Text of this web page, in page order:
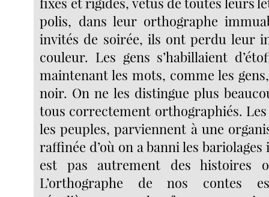
polis, dans leur orthographe
invités de soirée, ils ont perdu leur
couleur. Les gens s’habillaient
maintenant les mots, comme les
noir. On ne les distingue plus
tous correctement orthographiés.
les peuples, parviennent à une
raffinée d’où on a banni les bariolages
est pas autrement des histoires
L’orthographe de nos contes